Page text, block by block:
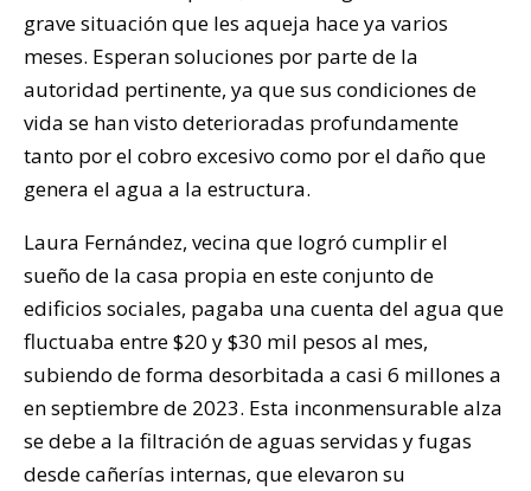
grave situación que les aqueja hace ya varios
meses. Esperan soluciones por parte de la
autoridad pertinente, ya que sus condiciones de
vida se han visto deterioradas profundamente
tanto por el cobro excesivo como por el daño que
genera el agua a la estructura.
Laura Fernández, vecina que logró cumplir el
sueño de la casa propia en este conjunto de
edificios sociales, pagaba una cuenta del agua que
fluctuaba entre $20 y $30 mil pesos al mes,
subiendo de forma desorbitada a casi 6 millones a
en septiembre de 2023. Esta inconmensurable alza
se debe a la filtración de aguas servidas y fugas
desde cañerías internas, que elevaron su